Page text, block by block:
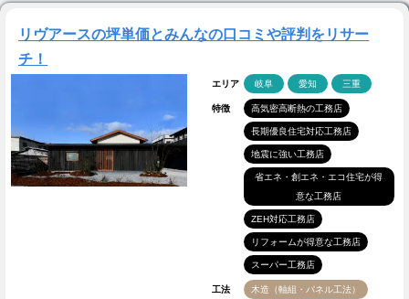
リヴアースの坪単価とみんなの口コミや評判をリサー
チ！
エリア 岐阜 愛知 三重
特徴 高気密高断熱の工務店
長期優良住宅対応工務店
地震に強い工務店
省エネ・創エネ・エコ住宅が得
意な工務店
ZEH対応工務店
リフォームが得意な工務店
スーパー工務店
工法 木造（軸組・パネル工法）